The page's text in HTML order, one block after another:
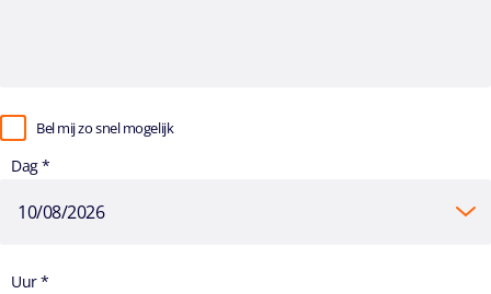
Bel mij zo snel mogelijk
Dag *
Uur *